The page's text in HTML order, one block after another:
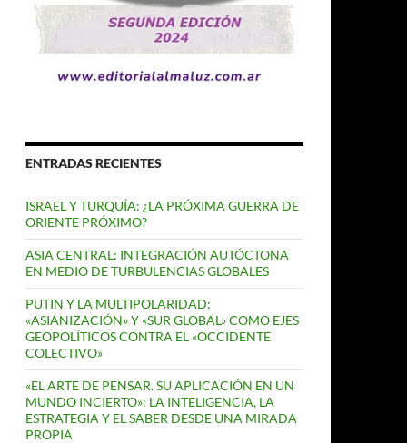
ENTRADAS RECIENTES
ISRAEL Y TURQUÍA: ¿LA PRÓXIMA GUERRA DE
ORIENTE PRÓXIMO?
ASIA CENTRAL: INTEGRACIÓN AUTÓCTONA
EN MEDIO DE TURBULENCIAS GLOBALES
PUTIN Y LA MULTIPOLARIDAD:
«ASIANIZACIÓN» Y «SUR GLOBAL» COMO EJES
GEOPOLÍTICOS CONTRA EL «OCCIDENTE
COLECTIVO»
«EL ARTE DE PENSAR. SU APLICACIÓN EN UN
MUNDO INCIERTO»: LA INTELIGENCIA, LA
ESTRATEGIA Y EL SABER DESDE UNA MIRADA
PROPIA